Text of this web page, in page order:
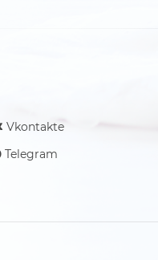
Vkontakte
Telegram